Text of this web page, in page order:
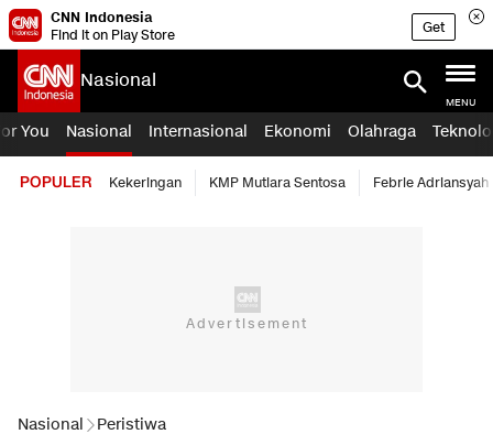
CNN Indonesia
Find it on Play Store
Get
Nasional
MENU
You Nasional Internasional Ekonomi Olahraga
POPULER Kekeringan KMP Mutiara Sentosa Febrie Adriansyah
Nasional Peristiwa